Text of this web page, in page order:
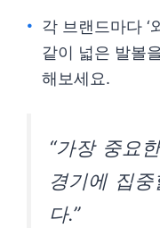
각 브랜드마다 ‘
같이 넓은 발볼
해보세요.
“가장 중요
경기에 집
다.”